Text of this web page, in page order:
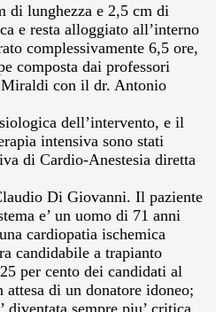
di lunghezza e 2,5 cm di
e resta alloggiato all’interno
complessivamente 6,5 ore,
composta dai professori
Miraldi con il dr. Antonio
dell’intervento, e il
intensiva sono stati
di Cardio-Anestesia diretta
Di Giovanni. Il paziente
e’ un uomo di 71 anni
cardiopatia ischemica
candidabile a trapianto
per cento dei candidati al
di un donatore idoneo;
diventata sempre piu’ critica,